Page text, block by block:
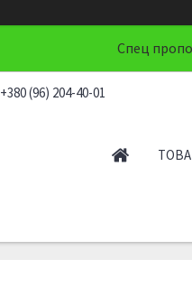
Спец
+380 (96) 204-40-01